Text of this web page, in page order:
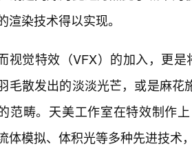
渲染技术得以实现。
视觉特效（VFX）的加入，更
毛散发出的淡淡光芒，或是麻
范畴。天美工作室在特效制作
体模拟、体积光等多种先进技术